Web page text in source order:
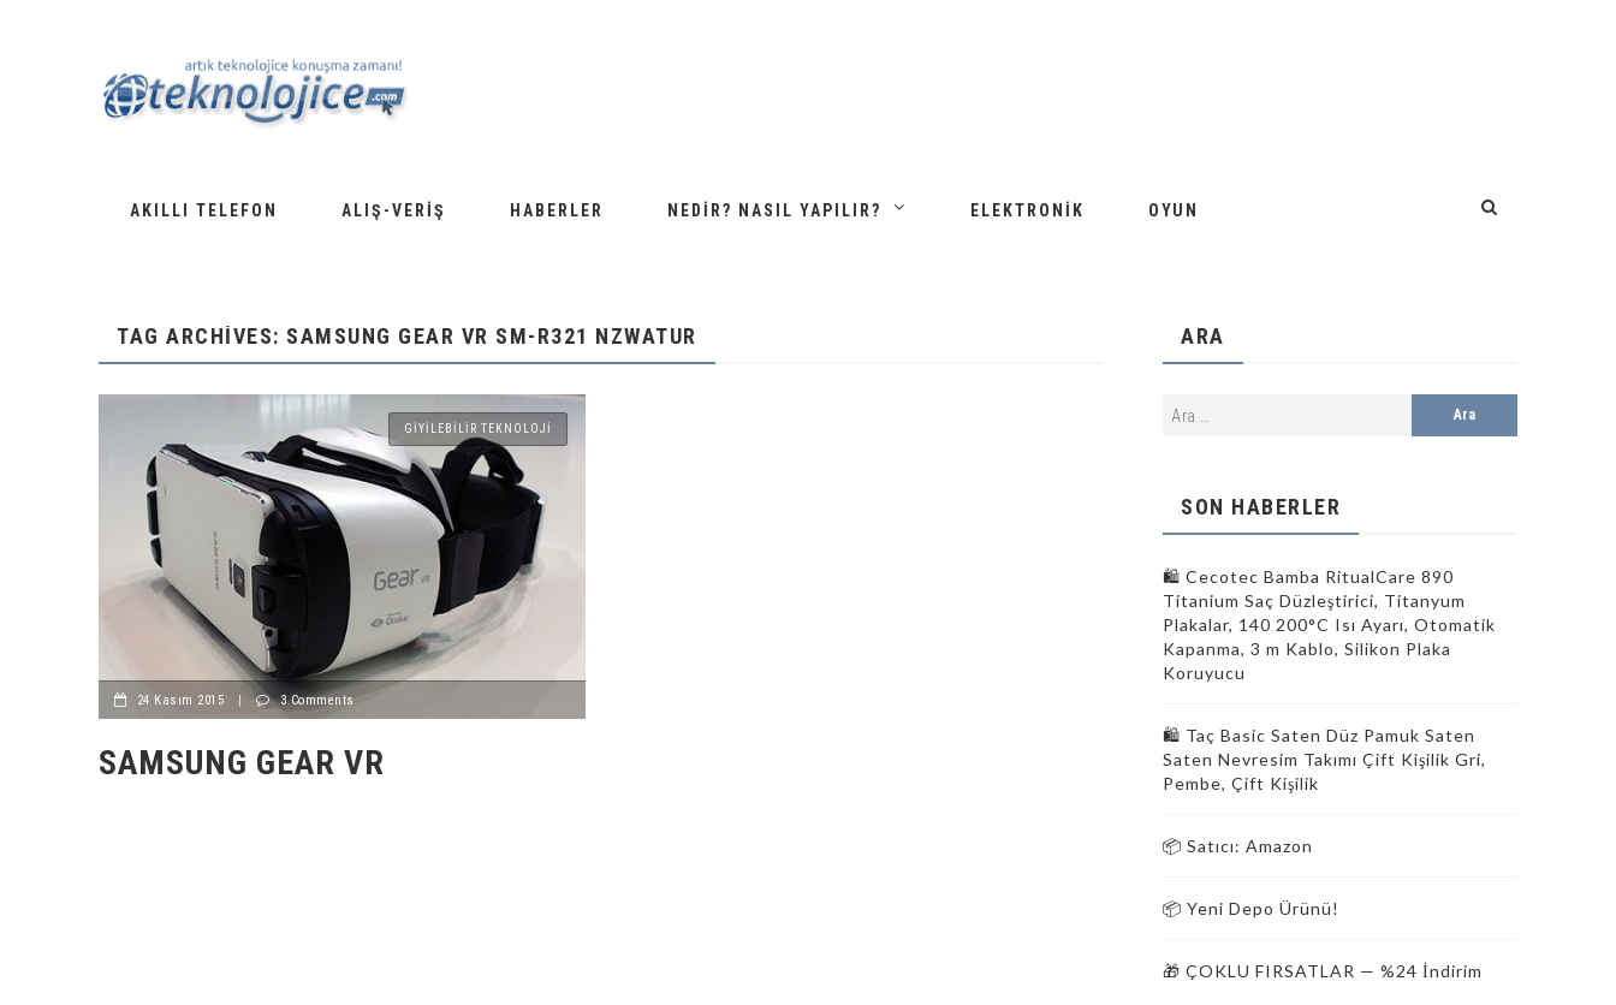
AKILLI TELEFON ALIŞ-VERIŞ HABERLER NEDIR? NASIL YAPILIR? ELEKTRONIK OYUN
TAG ARCHIVES: SAMSUNG GEAR VR SM-R321 NZWATUR
GIYILEBILIR TEKNOLOJI
24 Kasım 2015 | 3 Comments
SAMSUNG GEAR VR
ARA
SON HABERLER
🛍️ Cecotec Bamba RitualCare 890
Titanium Saç Düzleştirici, Titanyum
Plakalar, 140 200°C Isı Ayarı, Otomatik
Kapanma, 3 m Kablo, Silikon Plaka
Koruyucu
🛍️ Taç Basic Saten Düz Pamuk Saten
Saten Nevresim Takımı Çift Kişilik Gri,
Pembe, Çift Kişilik
📦 Satıcı: Amazon
📦 Yeni Depo Ürünü!
🎁 ÇOKLU FIRSATLAR — %24 İndirim